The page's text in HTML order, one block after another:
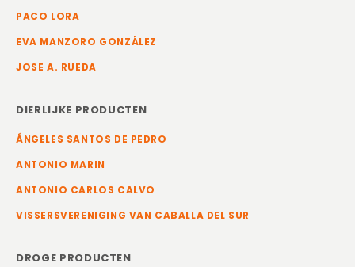
PACO LORA
EVA MANZORO GONZÁLEZ
JOSE A. RUEDA
DIERLIJKE PRODUCTEN
ÁNGELES SANTOS DE PEDRO
ANTONIO MARIN
ANTONIO CARLOS CALVO
VISSERSVERENIGING VAN CABALLA DEL SUR
DROGE PRODUCTEN